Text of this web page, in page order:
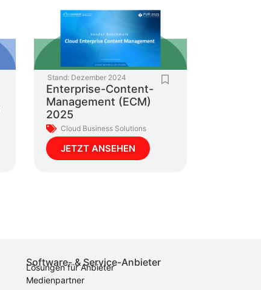
Stand: Dezember 2024
Enterprise-Content-
Management (ECM)
2025
Cloud Business Solutions
JETZT ANSEHEN
Software- & Service-Anbieter
Lösungen für Anbieter
Medienpartner